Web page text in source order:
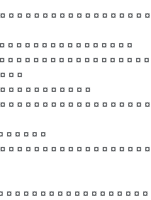
¤ ¤ ¤ ¤ ¤ ¤ ¤ ¤ ¤ ¤ ¤ ¤ ¤ ¤ ¤ ¤
¤ ¤ ¤ ¤ ¤ ¤ ¤ ¤ ¤ ¤ ¤ ¤ ¤ ¤ ¤
¤ ¤ ¤ ¤ ¤ ¤ ¤ ¤ ¤ ¤ ¤ ¤ ¤ ¤ ¤ ¤
¤ ¤
¤ ¤ ¤ ¤ ¤ ¤ ¤ ¤ ¤ ¤
¤ ¤ ¤ ¤ ¤ ¤ ¤ ¤ ¤ ¤ ¤ ¤ ¤ ¤ ¤ ¤
¤ ¤ ¤ ¤ ¤
¤ ¤ ¤ ¤ ¤ ¤ ¤ ¤ ¤ ¤ ¤ ¤ ¤ ¤ ¤ ¤
¤ ¤ ¤ ¤ ¤ ¤ ¤ ¤ ¤ ¤ ¤ ¤ ¤ ¤ ¤ ¤